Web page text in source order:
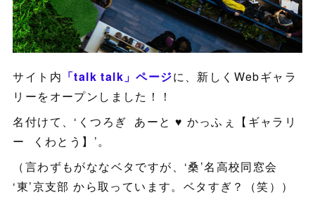
サイト内 「talk talk」ページに、新しくWebギャラ
リーをオープンしました！！
名付けて、‘くつろぎ あーと ♥ かっふぇ【ギャラリ
ー くわとう】’。
（言わずもがななベタですが、‘桑’名高校同窓会
‘東’京支部 から取っています。ベタすぎ？（笑））